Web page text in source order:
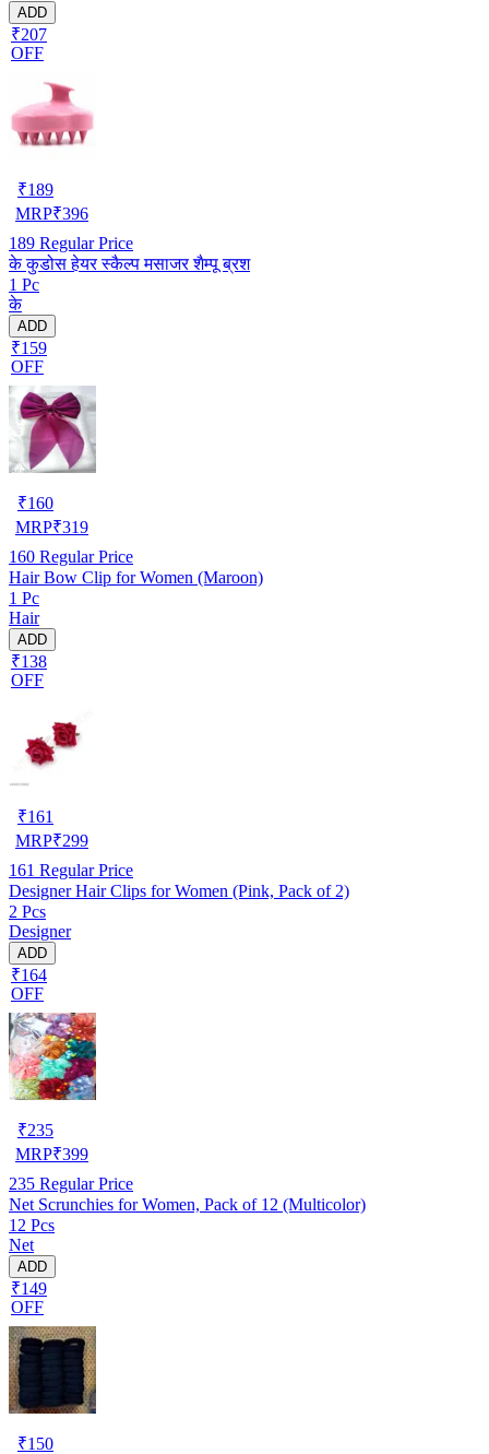
ADD
₹207
OFF
₹189
MRP₹396
189 Regular Price
के कुडोस हेयर स्कैल्प मसाजर शैम्पू ब्रश
1 Pc
के
ADD
₹159
OFF
₹160
MRP₹319
160 Regular Price
Hair Bow Clip for Women (Maroon)
1 Pc
Hair
ADD
₹138
OFF
₹161
MRP₹299
161 Regular Price
Designer Hair Clips for Women (Pink, Pack of 2)
2 Pcs
Designer
ADD
₹164
OFF
₹235
MRP₹399
235 Regular Price
Net Scrunchies for Women, Pack of 12 (Multicolor)
12 Pcs
Net
ADD
₹149
OFF
₹150